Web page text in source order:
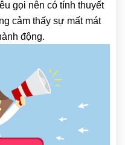
gọi nên có tính thuyết
cảm thấy sự mất mát
động.